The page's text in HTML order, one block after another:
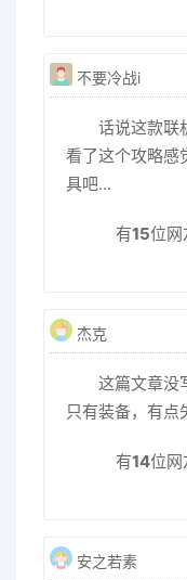
不要冷战i
话说这款联
看了这个攻略感
具吧...
有15位网
杰克
这篇文章没
只有装备，有点
有14位网
安之若素